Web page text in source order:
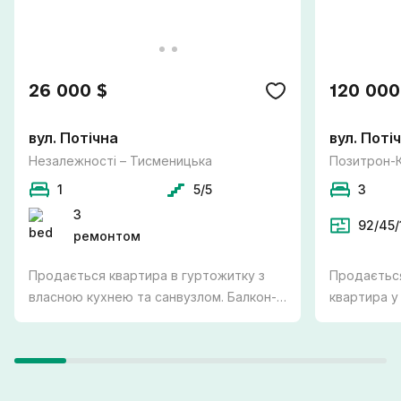
26 000 $
вул. Потічна
Незалежності – Тисменицька
1
5/5
З
ремонтом
Продається квартира в гуртожитку з
власною кухнею та санвузлом. Балкон-
труби на воду поміняно. Меблі при
120
вул.
Позитрон-
3
92/45/
квартира